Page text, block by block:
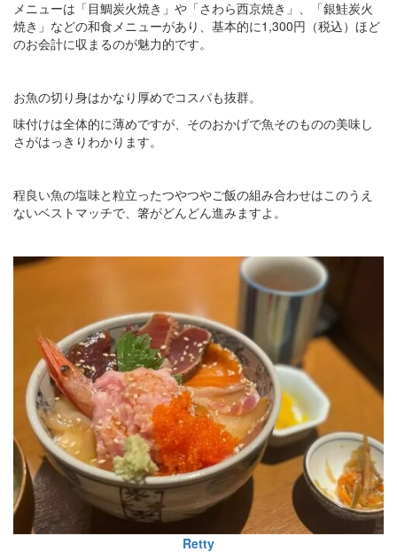
メニューは「目鯛炭火焼き」や「さわら西京焼き」、「銀鮭炭火
焼き」などの和食メニューがあり、基本的に1,300円（税込）ほど
のお会計に収まるのが魅力的です。
お魚の切り身はかなり厚めでコスパも抜群。
味付けは全体的に薄めですが、そのおかげで魚そのものの美味し
さがはっきりわかります。
程良い魚の塩味と粒立ったつやつやご飯の組み合わせはこのうえ
ないベストマッチで、箸がどんどん進みますよ。
Retty